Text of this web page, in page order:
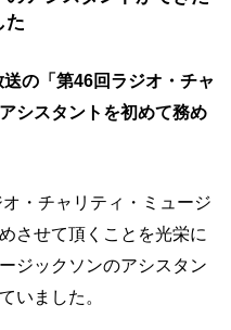
た
の「第46回ラジオ・チャ
シスタントを初めて務め
・チャリティ・ミュージ
させて頂くことを光栄に
ジックソンのアシスタン
いました。